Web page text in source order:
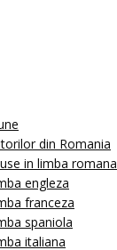
din Romania
in limba romana
engleza
franceza
spaniola
italiana